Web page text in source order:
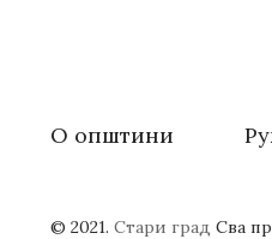
О општини
© 2021. Стари град Сва